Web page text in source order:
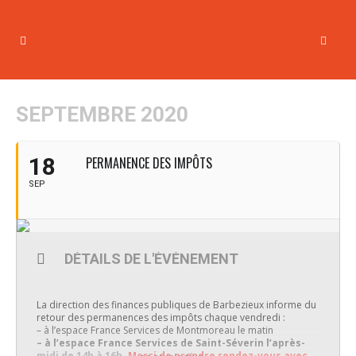
SEPTEMBRE 2020
18
SEP
PERMANENCE DES IMPÔTS
DÉTAILS DE L'ÉVÉNEMENT
La direction des finances publiques de Barbezieux informe du
retour des permanences des impôts chaque vendredi :
– à l’espace France Services de Montmoreau le matin
– à l’espace France Services de Saint-Séverin l’après-